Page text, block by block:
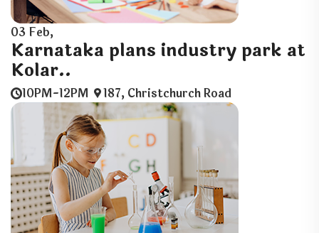
03 Feb,
Karnataka plans industry park at
Kolar..
10PM-12PM 187, Christchurch Road